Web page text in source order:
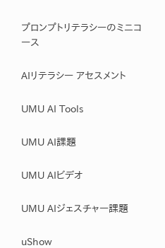
プロンプトリテラシーのミニコ
ース
AIリテラシー アセスメント
UMU AI Tools
UMU AI課題
UMU AIビデオ
UMU AIジェスチャー課題
uShow